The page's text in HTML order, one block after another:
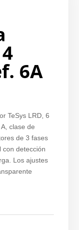
6A
TeSys LRD, 6
clase de
de 3 fases
con detección
Los ajustes